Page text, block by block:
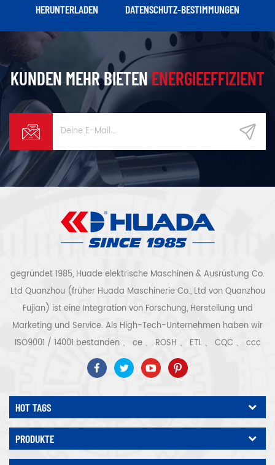
HERUNTERLADEN
DATENSCHUTZ-BESTIMMUNGEN
KUNDEN MEHR BIETENENERGIEEFFIZIENT
gegründet 1985, Huade elektrische Maschinen & Ausrüstung Co.
Ltd Quanzhou (früher Huada Maschinerie Co., Ltd von Quanzhou
Fujian) ist eine Integration von Forschung, Herstellung und
Marketing und Service. Als High-Tech-Unternehmen haben wir
ISO9001 / 14001 bestanden 、 ce 、 ROSH 、 ETL 、 CQC 、 ccc
Qualitäts- und Sicherheitszertifizierung, High-Tech-
Unternehmenszertifizierung usw. Luftkompressorsystem und -
ausrüstung umfassen Schraubentyp, Zentrifugaltyp, ölfrei,
Spiraltyp, Kolbentyp, Trockner, Filter, Abtropffläche, mit
vollständiger Luftkompressorproduktionslinie, mehr als 300
Arten von Luftkompressoren als Industrieexperte Unsere
HOT TAGS
PRODUKTE